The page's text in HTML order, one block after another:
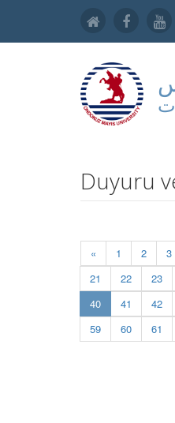
Duyuru
« 1 2 3
21
22 23
40(current)
41 42
59
60 61